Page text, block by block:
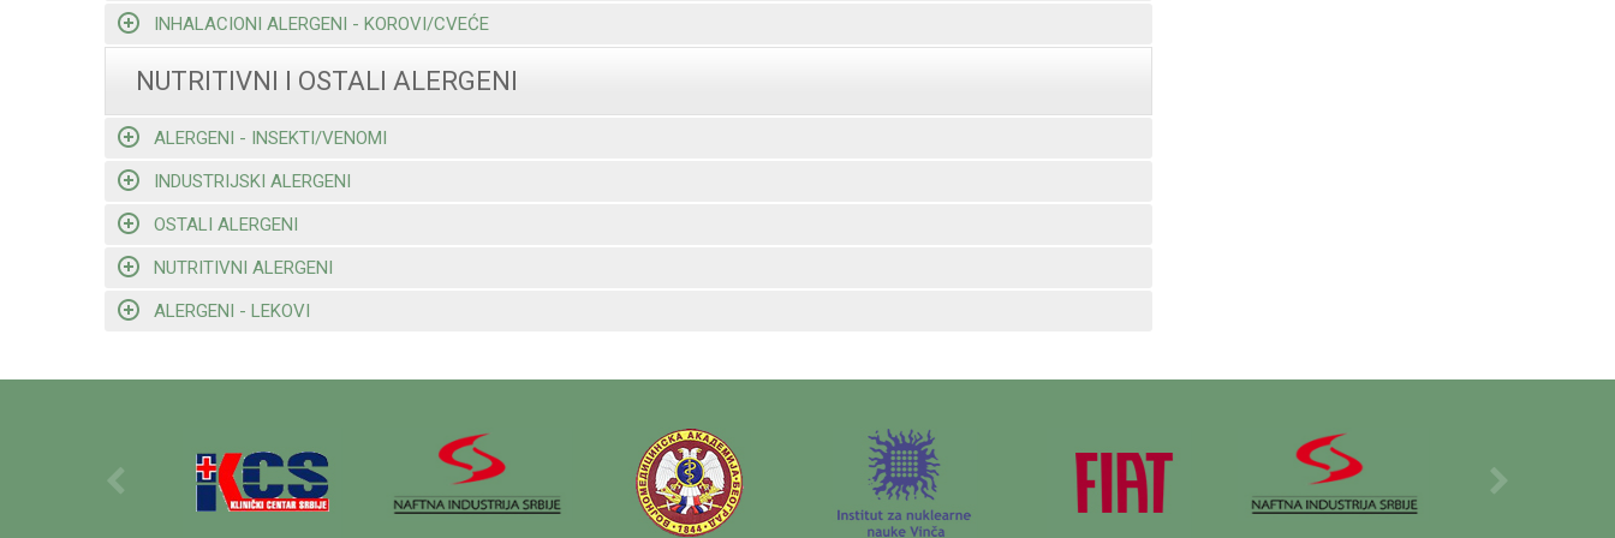
INHALACIONI ALERGENI - KOROVI/CVEĆE
NUTRITIVNI I OSTALI ALERGENI
ALERGENI - INSEKTI/VENOMI
INDUSTRIJSKI ALERGENI
OSTALI ALERGENI
NUTRITIVNI ALERGENI
ALERGENI - LEKOVI